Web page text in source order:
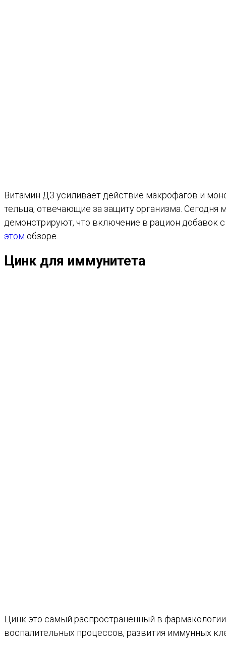
Витамин Д3 усиливает действие макрофагов и
тельца, отвечающие за защиту организма.
демонстрируют, что включение в рацион добавок
этом обзоре.
Цинк для иммунитета
Цинк это самый распространенный в
воспалительных процессов, развития иммунных